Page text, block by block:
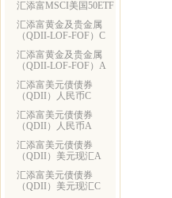
汇添富MSCI美国50ETF
汇添富黄金及贵金属
（QDII-LOF-FOF）C
汇添富黄金及贵金属
（QDII-LOF-FOF）A
汇添富美元债债券
（QDII）人民币C
汇添富美元债债券
（QDII）人民币A
汇添富美元债债券
（QDII）美元现汇A
汇添富美元债债券
（QDII）美元现汇C